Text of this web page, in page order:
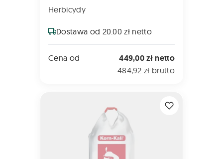
Herbicydy
Dostawa od 20.00 zł netto
Cena od 449,00 zł netto
484,92 zł brutto